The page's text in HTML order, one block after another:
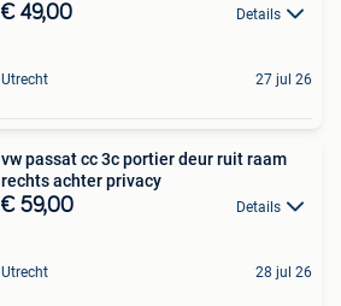
€ 49,00 Details
Utrecht 27 jul 26
vw passat cc 3c portier deur ruit raam
rechts achter privacy
€ 59,00 Details
Utrecht 28 jul 26